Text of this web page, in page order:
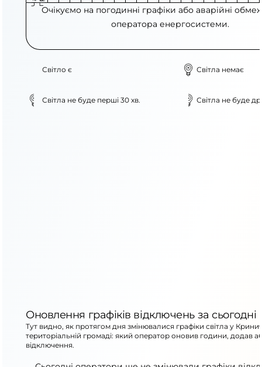
Очікуємо на погодинні графіки або аварійні
оператора енергосистеми.
Світло є Світла немає
Світла не буде перші 30 хв. Світла не буде
Оновлення графіків відключень за сьогодні
Тут видно, як протягом дня змінювалися графіки світла у
територіальній громаді: який оператор оновив години, додав
відключення.